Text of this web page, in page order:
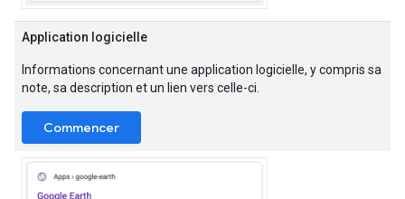
Application logicielle
Informations concernant une application logicielle, y compris sa
note, sa description et un lien vers celle-ci.
Commencer